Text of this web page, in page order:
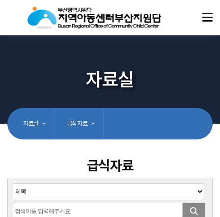
자료실
자료실 급식자료
급식자료